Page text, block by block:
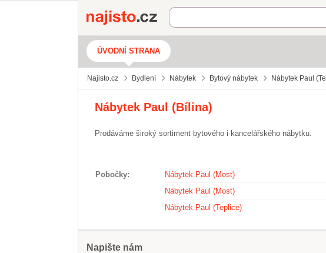
Najisto.cz
ÚVODNÍ STRANA
Najisto.cz Bydlení Nábytek Bytový nábytek Nábytek Paul
Nábytek Paul (Bílina)
Prodáváme široký sortiment bytového i kancelářského nábytku.
Pobočky
Nábytek Paul (Most)
Nábytek Paul (Most)
Nábytek Paul (Teplice)
Napište nám